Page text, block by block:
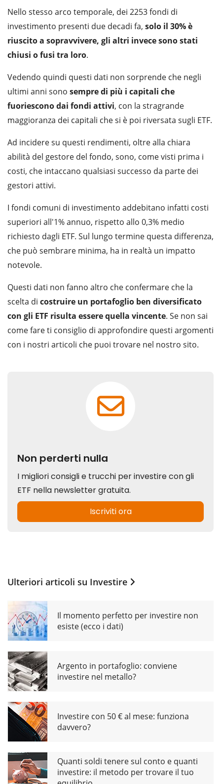
Nello stesso arco temporale, dei 2253 fondi di
investimento presenti due decadi fa, solo il 30% è
riuscito a sopravvivere, gli altri invece sono stati
chiusi o fusi tra loro.
Vedendo quindi questi dati non sorprende che negli
ultimi anni sono sempre di più i capitali che
fuoriescono dai fondi attivi, con la stragrande
maggioranza dei capitali che si è poi riversata sugli ETF.
Ad incidere su questi rendimenti, oltre alla chiara
abilità del gestore del fondo, sono, come visti prima i
costi, che intaccano qualsiasi successo da parte dei
gestori attivi.
I fondi comuni di investimento addebitano infatti costi
superiori all'1% annuo, rispetto allo 0,3% medio
richiesto dagli ETF. Sul lungo termine questa differenza,
che può sembrare minima, ha in realtà un impatto
notevole.
Questi dati non fanno altro che confermare che la
scelta di costruire un portafoglio ben diversificato
con gli ETF risulta essere quella vincente. Se non sai
come fare ti consiglio di approfondire questi argomenti
con i nostri articoli che puoi trovare nel nostro sito.
Ulteriori articoli su Investire
Il momento perfetto per investire non
esiste (ecco i dati)
Argento in portafoglio: conviene
investire nel metallo?
Investire con 50 € al mese: funziona
davvero?
Quanti soldi tenere sul conto e quanti
investire: il metodo per trovare il tuo